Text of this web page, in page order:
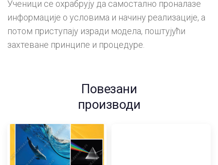
Ученици се охрабрују да самостално проналазе
информације о условима и начину реализације, а
потом приступају изради модела, поштујући
захтеване принципе и процедуре.
Повезани
производи